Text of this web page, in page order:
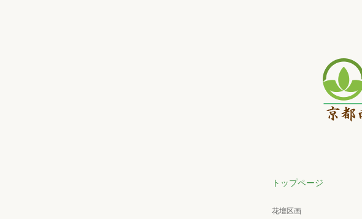
トップページ
花壇区画